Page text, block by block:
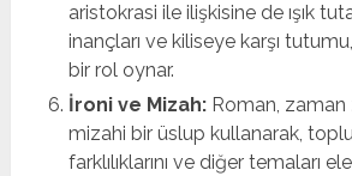
aristokrasi ile ilişkisine de ışık
inançları ve kiliseye karşı
bir rol oynar.
İroni ve Mizah:Roman, zaman
mizahi bir üslup kullanarak,
farklılıklarını ve diğer temaları ele